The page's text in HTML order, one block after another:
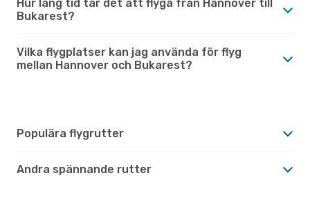
Hur lång tid tar det att flyga från Hannover till
Bukarest?
Vilka flygplatser kan jag använda för flyg
mellan Hannover och Bukarest?
Populära flygrutter
Andra spännande rutter